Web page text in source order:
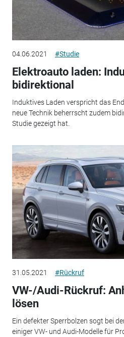
04.06.2021 #Studie
Elektroauto laden:
bidirektional
Induktives Laden verspricht das
neue Technik beherrscht zudem
Studie gezeigt hat.
31.05.2021 #Rückruf
VW-/Audi-Rückruf:
lösen
Ein defekter Sperrbolzen sogt bei
einiger VW- und Audi-Modelle für